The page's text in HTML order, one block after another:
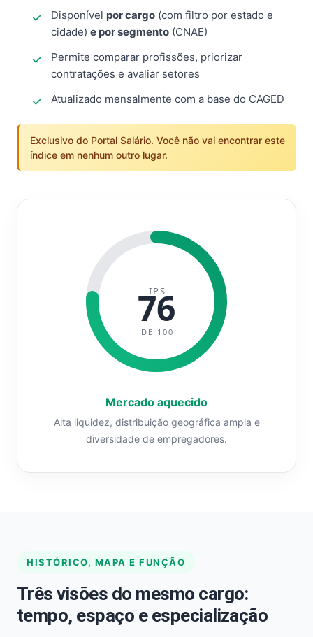
Disponível por cargo (com filtro por estado e
cidade) e por segmento (CNAE)
Permite comparar profissões, priorizar
contratações e avaliar setores
Atualizado mensalmente com a base do CAGED
Exclusivo do Portal Salário. Você não vai encontrar este
índice em nenhum outro lugar.
IPS
76
DE 100
Mercado aquecido
Alta liquidez, distribuição geográfica ampla e
diversidade de empregadores.
HISTÓRICO, MAPA E FUNÇÃO
Três visões do mesmo cargo:
tempo, espaço e especialização